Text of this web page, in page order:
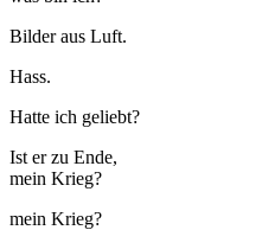
Bilder aus Luft.
Hass.
Hatte ich geliebt?
Ist er zu Ende,
mein Krieg?
mein Krieg?